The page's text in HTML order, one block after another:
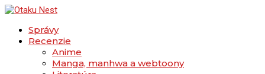
Správy
Recenzie
Anime
Manga, manhwa a webtoony